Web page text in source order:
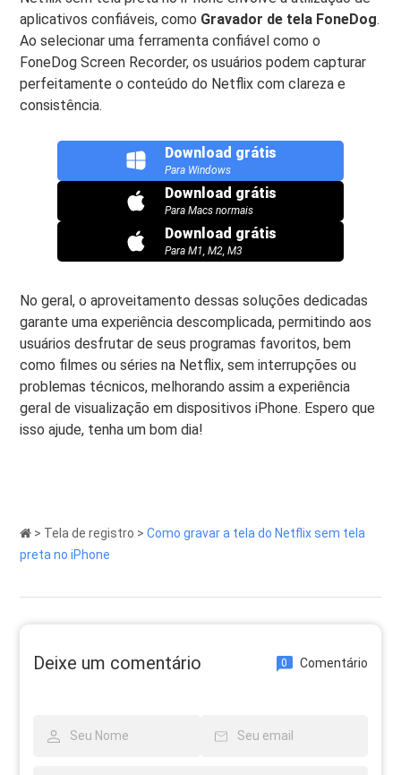
aplicativos confiáveis, como Gravador de tela FoneDog.
Ao selecionar uma ferramenta confiável como o
FoneDog Screen Recorder, os usuários podem capturar
perfeitamente o conteúdo do Netflix com clareza e
consistência.
Download grátis
Para Windows
Download grátis
Para Macs normais
Download grátis
Para M1, M2, M3
No geral, o aproveitamento dessas soluções dedicadas
garante uma experiência descomplicada, permitindo aos
usuários desfrutar de seus programas favoritos, bem
como filmes ou séries na Netflix, sem interrupções ou
problemas técnicos, melhorando assim a experiência
geral de visualização em dispositivos iPhone. Espero que
isso ajude, tenha um bom dia!
> Tela de registro >Como gravar a tela do Netflix sem tela
preta no iPhone
Deixe um comentário 0 Comentário